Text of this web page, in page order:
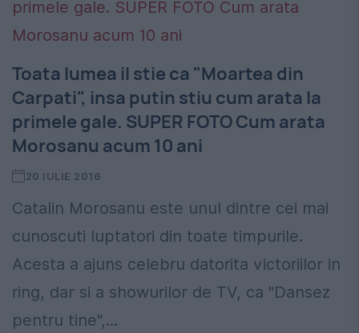
Toata lumea il stie ca "Moartea din
Carpati", insa putin stiu cum arata la
primele gale. SUPER FOTO Cum arata
Morosanu acum 10 ani
20 IULIE 2016
Catalin Morosanu este unul dintre cei mai
cunoscuti luptatori din toate timpurile.
Acesta a ajuns celebru datorita victoriilor in
ring, dar si a showurilor de TV, ca "Dansez
pentru tine",...